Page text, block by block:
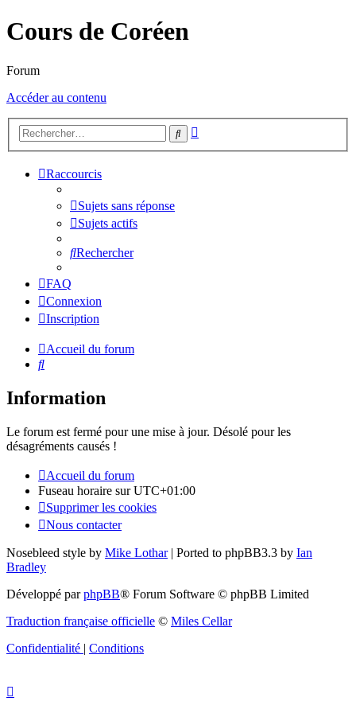
Cours de Coréen
Forum
Accéder au contenu
Rechercher
Raccourcis
Sujets sans réponse
Sujets actifs
Rechercher
FAQ
Connexion
Inscription
Accueil du forum
Rechercher
Information
Le forum est fermé pour une mise à jour. Désolé pour les
désagréments causés !
Accueil du forum
Fuseau horaire surUTC+01:00
Supprimer les cookies
Nous contacter
Nosebleed style by Mike Lothar| Ported to phpBB3.3 by Ian
Bradley
Développé parphpBB® Forum Software © phpBB Limited
Traduction française officielle © Miles Cellar
Confidentialité | Conditions